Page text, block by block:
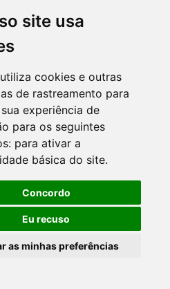
site usa
cookies e outras
de rastreamento para
experiência de
para os seguintes
para ativar a
básica do site.
Concordo
Eu recuso
as minhas preferências